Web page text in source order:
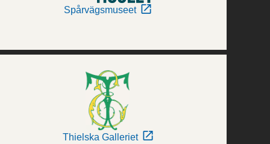
Spårvägsmuseet
Thielska Galleriet